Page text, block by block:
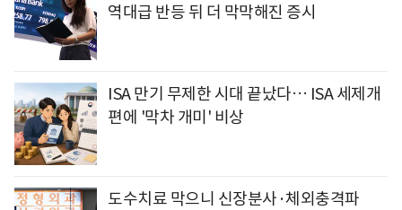
역대급 반등 뒤 더 막막해진 증시
ISA 만기 무제한 시대 끝났다… ISA 세제개
편에 '막차 개미' 비상
도수치료 막으니 신장분사·체외충격파